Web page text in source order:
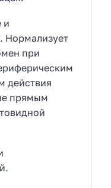
и
Нормализует
при
действия
прямым